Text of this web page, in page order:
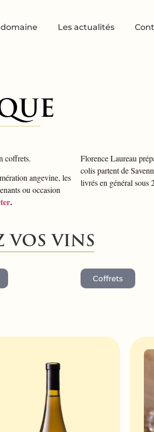
Les actualités
coffrets.
angevine, les
ou occasion
.
Florence Laureau
colis partent de
livrés en général sous
VOS VINS
Coffrets